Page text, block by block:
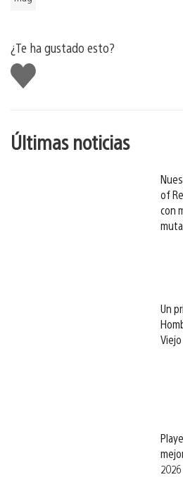
¿Te ha gustado esto?
Me
gusta
Últimas noticias
of
con
Un
2026